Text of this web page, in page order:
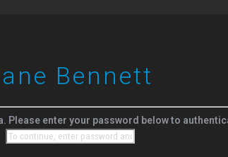
Bennett
Please enter your password below to